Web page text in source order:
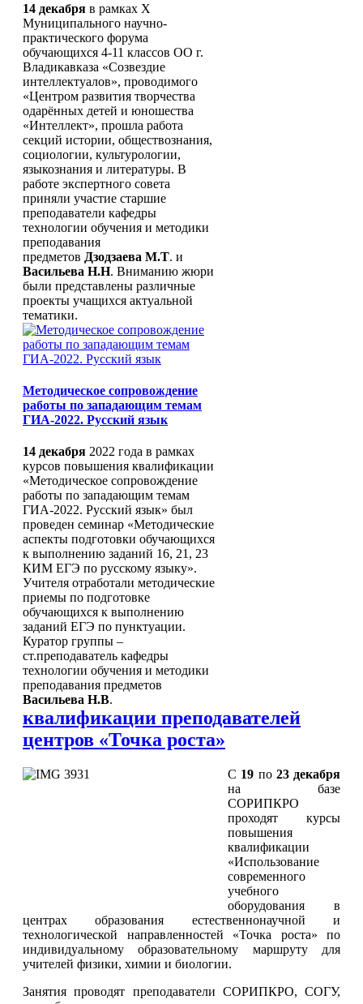
14 декабря в рамках X
Муниципального научно-
практического форума
обучающихся 4-11 классов ОО г.
Владикавказа «Созвездие
интеллектуалов», проводимого
«Центром развития творчества
одарённых детей и юношества
«Интеллект», прошла работа
секций истории, обществознания,
социологии, культурологии,
языкознания и литературы. В
работе экспертного совета
приняли участие старшие
преподаватели кафедры
технологии обучения и методики
преподавания
предметов Дзодзаева М.Т. и
Васильева Н.Н. Вниманию жюри
были представлены различные
проекты учащихся актуальной
тематики.
Методическое сопровождение
работы по западающим темам
ГИА-2022. Русский язык
14 декабря 2022 года в рамках
курсов повышения квалификации
«Методическое сопровождение
работы по западающим темам
ГИА-2022. Русский язык» был
проведен семинар «Методические
аспекты подготовки обучающихся
к выполнению заданий 16, 21, 23
КИМ ЕГЭ по русскому языку».
Учителя отработали методические
приемы по подготовке
обучающихся к выполнению
заданий ЕГЭ по пунктуации.
Куратор группы –
ст.преподаватель кафедры
технологии обучения и методики
преподавания предметов
Васильева Н.В.
квалификации преподавателей
центров «Точка роста»
С 19 по 23 декабря
на базе
СОРИПКРО
проходят курсы
повышения
квалификации
«Использование
современного
учебного
оборудования в
центрах образования естественнонаучной и
технологической направленностей «Точка роста» по
индивидуальному образовательному маршруту для
учителей физики, химии и биологии.
Занятия проводят преподаватели СОРИПКРО, СОГУ,